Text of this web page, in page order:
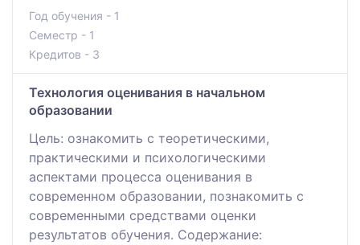
Год обучения - 1
Семестр - 1
Кредитов - 3
Технология оценивания в начальном
образовании
Цель: ознакомить с теоретическими,
практическими и психологическими
аспектами процесса оценивания в
современном образовании, познакомить с
современными средствами оценки
результатов обучения. Содержание: